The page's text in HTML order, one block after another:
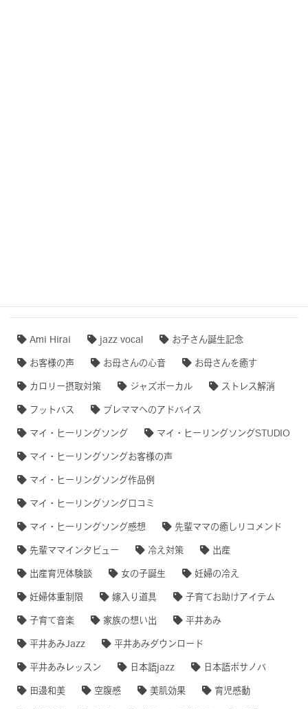
Ami Hirai jazz vocal お子さん誕生記念
お客様の声 お母さんの心音 お母さんを癒す
カロリー摂取対策 ジャズボーカル ストレス解消
フットバス プレママへのアドバイス
マイ・ヒーリングソング マイ・ヒーリングソングSTUDIO
マイ・ヒーリングソングお客様の声
マイ・ヒーリングソング作品例
マイ・ヒーリングソング口コミ
マイ・ヒーリングソング感想 先輩ママの癒しリコメンド
先輩ママインタビュー 冷え対策 出産
出産育児体験談 女の子誕生 妊婦の冷え
妊婦体重制限 嫁入り道具 子育てお助けアイテム
子育て音楽 家族の想い出 平井あみ
平井あみJazz 平井あみダウンロード
平井あみレッスン 日本語jazz 日本語ボサノバ
田邊和美 空腹感 美肌効果 育児感動